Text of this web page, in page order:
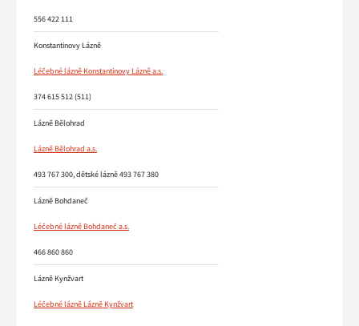
556 422 111
Konstantinovy Lázně
Léčebné lázně Konstantinovy Lázně a.s.
374 615 512 (511)
Lázně Bělohrad
Lázně Bělohrad a.s.
493 767 300, dětské lázně 493 767 380
Lázně Bohdaneč
Léčebné lázně Bohdaneč a.s.
466 860 860
Lázně Kynžvart
Léčebné lázně Lázně Kynžvart